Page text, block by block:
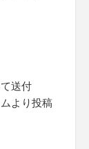
送付
より投稿